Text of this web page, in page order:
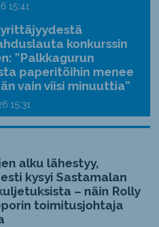
15:41
konkurssin
”Palkkagurun
paperitöihin menee
vain viisi minuuttia”
15:31
alku lähestyy,
kysyi Sastamalan
– näin Rolly
toimitusjohtaja